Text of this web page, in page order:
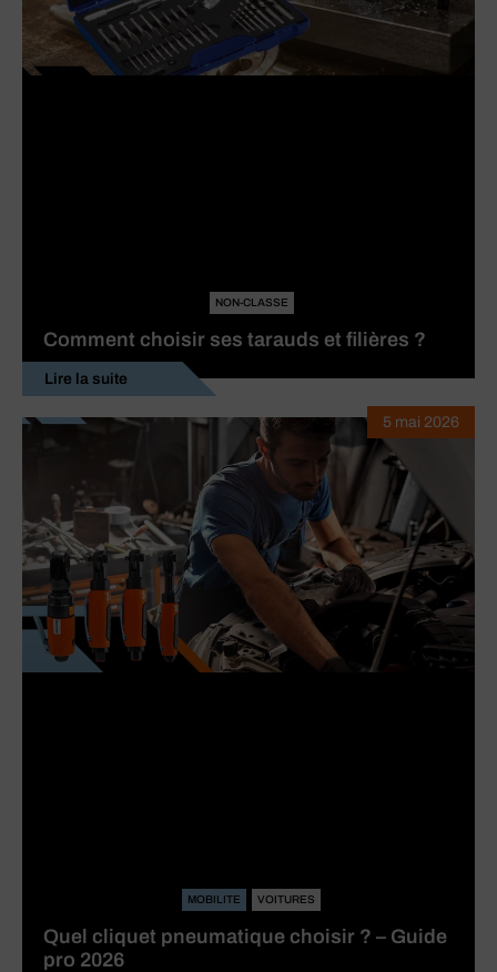
NON-CLASSE
Comment choisir ses tarauds et filières ?
Lire la suite
MOBILITE VOITURES
Quel cliquet pneumatique choisir ? – Guide
pro 2026
5 mai 2026